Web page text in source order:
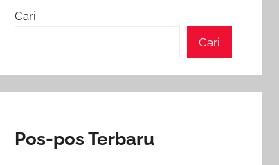
Cari
Cari
Pos-pos Terbaru